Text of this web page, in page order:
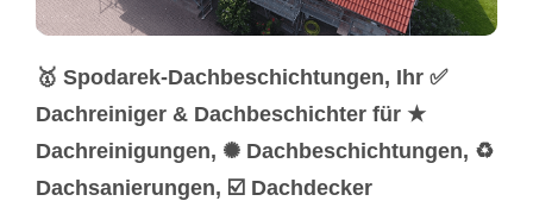
🥇 Spodarek-Dachbeschichtungen, Ihr ✅
Dachreiniger & Dachbeschichter für ★
Dachreinigungen, ✺ Dachbeschichtungen, ♻
Dachsanierungen, ☑️ Dachdecker